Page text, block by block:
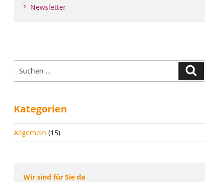
Newsletter
nach:
Kategorien
Allgemein (15)
Wir sind für Sie da